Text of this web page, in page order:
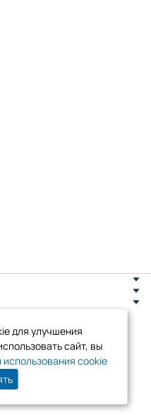
д. 8
для улучшения
сайт, вы
использования cookie